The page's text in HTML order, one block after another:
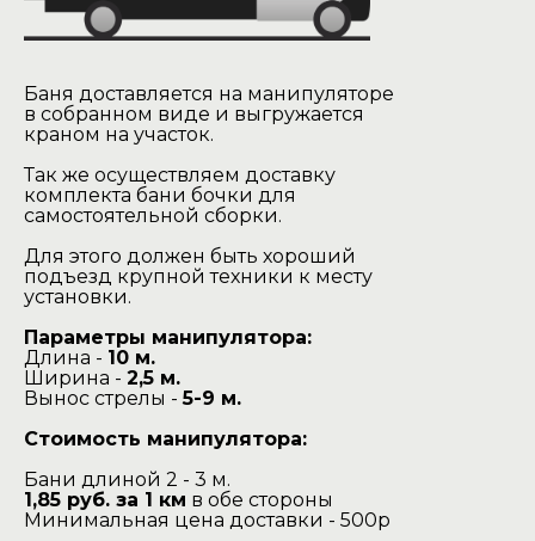
Баня доставляется на манипуляторе
в собранном виде и выгружается
краном на участок.
Так же осуществляем доставку
комплекта бани бочки для
самостоятельной сборки.
Для этого должен быть хороший
подъезд крупной техники к месту
установки.
Параметры манипулятора:
Длина - 10 м.
Ширина - 2,5 м.
Вынос стрелы -5-9 м.
Стоимость манипулятора:
Бани длиной 2 - 3 м.
1,85 руб. за 1 км в обе стороны
Минимальная цена доставки - 500р